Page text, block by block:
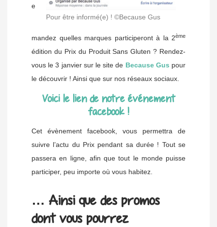
Pour être informé(e) ! ©Because Gus
e
mandez quelles marques participeront à la 2ème
édition du Prix du Produit Sans Gluten ? Rendez-
vous le 3 janvier sur le site de Because Gus pour
le découvrir ! Ainsi que sur nos réseaux sociaux.
Voici le lien de notre événement
facebook !
Cet évènement facebook, vous permettra de
suivre l’actu du Prix pendant sa durée ! Tout se
passera en ligne, afin que tout le monde puisse
participer, peu importe où vous habitez.
… Ainsi que des promos
dont vous pourrez